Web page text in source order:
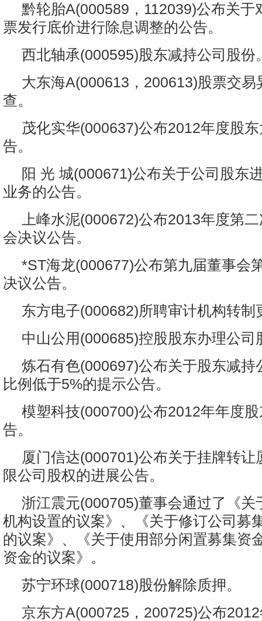
黔轮胎A(000589，112039)公布关于
票发行底价进行除息调整的公告。
西北轴承(000595)股东减持公司股份
大东海A(000613，200613)股票交易
查。
茂化实华(000637)公布2012年度股
告。
阳 光 城(000671)公布关于公司股东
业务的公告。
上峰水泥(000672)公布2013年度第
会决议公告。
*ST海龙(000677)公布第九届董事会
决议公告。
东方电子(000682)所聘审计机构转制
中山公用(000685)控股股东办理公司
炼石有色(000697)公布关于股东减持
比例低于5%的提示公告。
模塑科技(000700)公布2012年年度
告。
厦门信达(000701)公布关于挂牌转让
限公司股权的进展公告。
浙江震元(000705)董事会通过了《关
机构设置的议案》、《关于修订公司募
的议案》、《关于使用部分闲置募集资
资金的议案》。
苏宁环球(000718)股份解除质押。
京东方A(000725，200725)公布